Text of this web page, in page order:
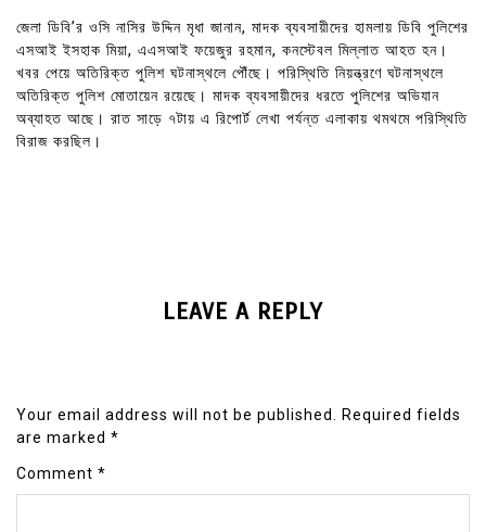
জেলা ডিবি’র ওসি নাসির উদ্দিন মৃধা জানান, মাদক ব্যবসায়ীদের হামলায় ডিবি পুলিশের
এসআই ইসহাক মিয়া, এএসআই ফয়েজুর রহমান, কনস্টেবল মিল্লাত আহত হন।
খবর পেয়ে অতিরিক্ত পুলিশ ঘটনাস্থলে পৌঁছে। পরিস্থিতি নিয়ন্ত্রণে ঘটনাস্থলে
অতিরিক্ত পুলিশ মোতায়েন রয়েছে। মাদক ব্যবসায়ীদের ধরতে পুলিশের অভিযান
অব্যাহত আছে। রাত সাড়ে ৭টায় এ রিপোর্ট লেখা পর্যন্ত এলাকায় থমথমে পরিস্থিতি
বিরাজ করছিল।
LEAVE A REPLY
Your email address will not be published.
Required fields
are marked *
Comment *